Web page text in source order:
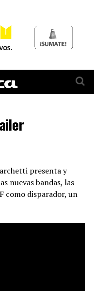
presenta y
nuevas bandas, las
como disparador, un